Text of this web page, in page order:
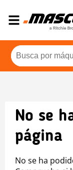
No se
página
No se ha